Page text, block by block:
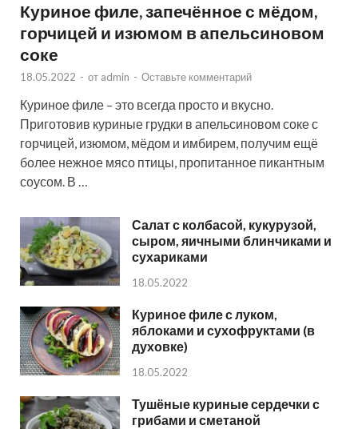
Куриное филе, запечённое с мёдом,
горчицей и изюмом в апельсиновом
соке
18.05.2022 - от admin - Оставьте комментарий
Куриное филе – это всегда просто и вкусно.
Приготовив куриные грудки в апельсиновом соке с
горчицей, изюмом, мёдом и имбирем, получим ещё
более нежное мясо птицы, пропитанное пикантным
соусом. В …
Салат с колбасой, кукурузой,
сыром, яичными блинчиками и
сухариками
18.05.2022
Куриное филе с луком,
яблоками и сухофруктами (в
духовке)
18.05.2022
Тушёные куриные сердечки с
грибами и сметаной